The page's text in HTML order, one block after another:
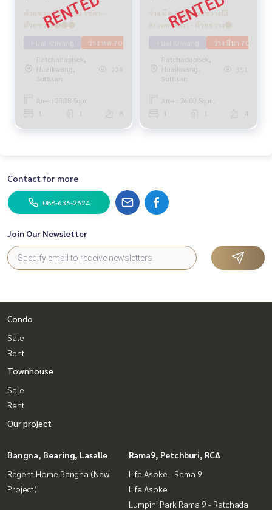
ห้วยขวาง💥บราวน์ รัชดา -
ห้วยขวาง🔴🟢🟡
ว่าง พค 70
Ratchadapisek,
Huaikwang,
Suttisan
229
Area : 28.38 Sq.m.
1 1 8
ว่าง มีค 70 💥ห้วยขวาง💥
Brown รัชดา - ห้วยขวาง🔴
ว่าง มีนา 70
Ratchadapisek,
Huaikwang,
Suttisan
351
Area : 26.00 Sq.m.
1 1 4
Contact for more
088-636-2624
Join Our Newsletter
Condo
Sale
Rent
Townhouse
Sale
Rent
Our project
Bangna, Bearing, Lasalle
Regent Home Bangna (New
Project)
Rama9, Petchburi, RCA
Life Asoke - Rama 9
Life Asoke
Lumpini Park Rama 9 - Ratchada